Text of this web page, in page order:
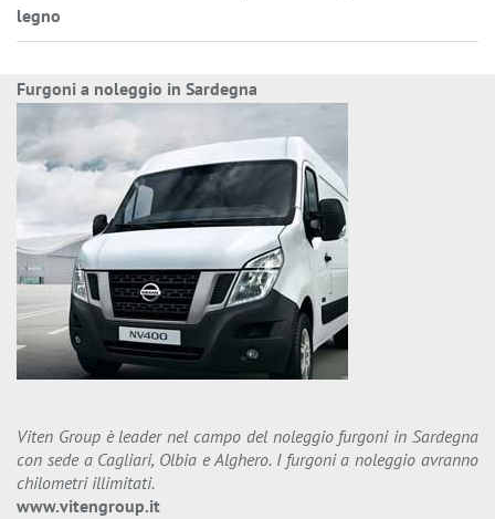
legno
Furgoni a noleggio in Sardegna
Viten Group è leader nel campo del noleggio furgoni in Sardegna
con sede a Cagliari, Olbia e Alghero. I furgoni a noleggio avranno
chilometri illimitati.
www.vitengroup.it